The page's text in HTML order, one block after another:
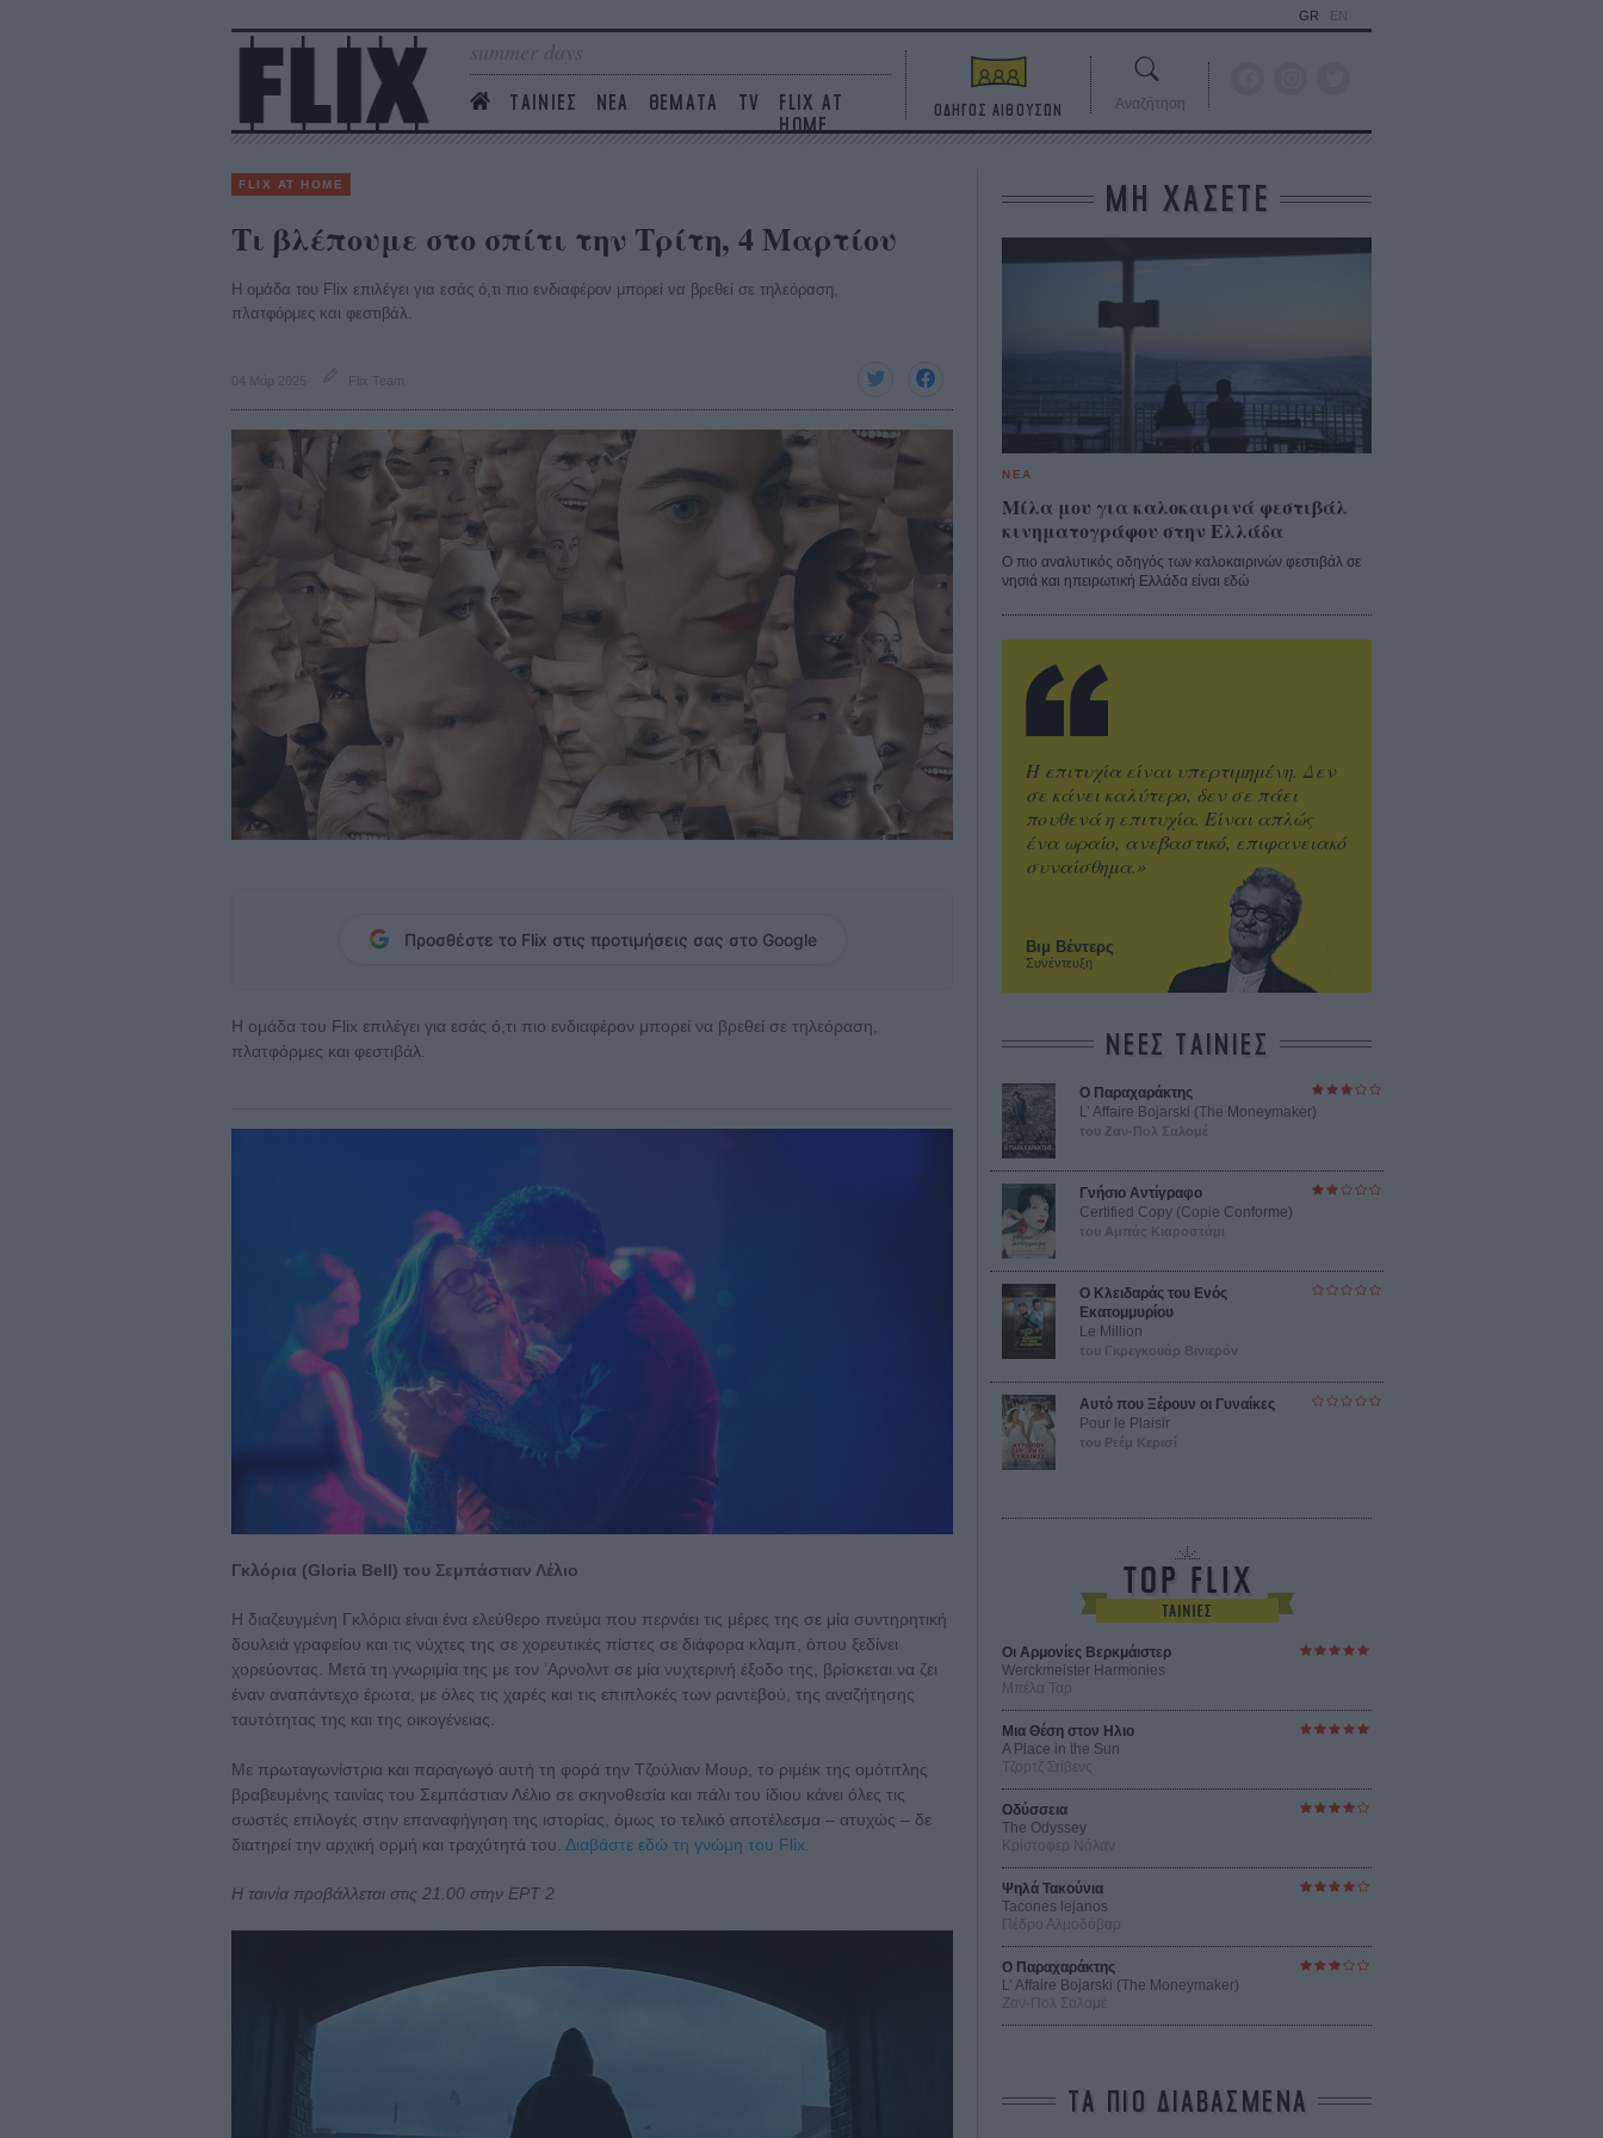
summer days
ΤΑΙΝΙΕΣ ΝΕΑ ΘΕΜΑΤΑ TV
FLIX AT
HOME
GR EN
ΟΔΗΓΟΣ ΑΙΘΟΥΣΩΝ Αναζήτηση
FLIX AT HOME
Τι βλέπουμε στο σπίτι την Τρίτη, 4 Μαρτίου
Η ομάδα του Flix επιλέγει για εσάς ό,τι πιο ενδιαφέρον μπορεί να βρεθεί σε τηλεόραση,
πλατφόρμες και φεστιβάλ.
04 Μάρ 2025 Flix Team
Προσθέστε το Flix στις προτιμήσεις σας στο Google
Η ομάδα του Flix επιλέγει για εσάς ό,τι πιο ενδιαφέρον μπορεί να βρεθεί σε τηλεόραση,
πλατφόρμες και φεστιβάλ.
Γκλόρια (Gloria Bell) του Σεμπάστιαν Λέλιο
Η διαζευγμένη Γκλόρια είναι ένα ελεύθερο πνεύμα που περνάει τις μέρες της σε μία συντηρητική
δουλειά γραφείου και τις νύχτες της σε χορευτικές πίστες σε διάφορα κλαμπ, όπου ξεδίνει
χορεύοντας. Μετά τη γνωριμία της με τον ‘Αρνολντ σε μία νυχτερινή έξοδο της, βρίσκεται να ζει
έναν αναπάντεχο έρωτα, με όλες τις χαρές και τις επιπλοκές των ραντεβού, της αναζήτησης
ταυτότητας της και της οικογένειας.
Με πρωταγωνίστρια και παραγωγό αυτή τη φορά την Τζούλιαν Μουρ, το ριμέικ της ομότιτλης
βραβευμένης ταινίας του Σεμπάστιαν Λέλιο σε σκηνοθεσία και πάλι του ίδιου κάνει όλες τις
σωστές επιλογές στην επαναφήγηση της ιστορίας, όμως το τελικό αποτέλεσμα – ατυχώς – δε
διατηρεί την αρχική ορμή και τραχύτητά του. Διαβάστε εδώ τη γνώμη του Flix.
Η ταινία προβάλλεται στις 21.00 στην ΕΡΤ 2
ΜΗ ΧΑΣΕΤΕ
ΝΕΑ
Μίλα μου για καλοκαιρινά φεστιβάλ
κινηματογράφου στην Ελλάδα
Ο πιο αναλυτικός οδηγός των καλοκαιρινών φεστιβάλ σε
νησιά και ηπειρωτική Ελλάδα είναι εδώ
Βιμ Βέντερς
Συνέντευξη
Η επιτυχία είναι υπερτιμημένη. Δεν
σε κάνει καλύτερο, δεν σε πάει
πουθενά η επιτυχία. Είναι απλώς
ένα ωραίο, ανεβαστικό, επιφανειακό
συναίσθημα.»
ΝΕΕΣ ΤΑΙΝΙΕΣ
Ο Παραχαράκτης
L’ Affaire Bojarski (The Moneymaker)
του Ζαν-Πολ Σαλομέ
Γνήσιο Αντίγραφο
Certified Copy (Copie Conforme)
του Αμπάς Κιαροστάμι
Ο Κλειδαράς του Ενός
Εκατομμυρίου
Le Million
του Γκρεγκουάρ Βινιερόν
Αυτό που Ξέρουν οι Γυναίκες
Pour le Plaisir
του Ρεέμ Κερισί
Οι Αρμονίες Βερκμάιστερ
Werckmeister Harmonies
Μπέλα Ταρ
Μια Θέση στον Ηλιο
A Place in the Sun
Τζορτζ Στίβενς
Οδύσσεια
The Odyssey
Κρίστοφερ Νόλαν
Ψηλά Τακούνια
Tacones lejanos
Πέδρο Αλμοδόβαρ
Ο Παραχαράκτης
L’ Affaire Bojarski (The Moneymaker)
Ζαν-Πολ Σαλομέ
ΤΑ ΠΙΟ ΔΙΑΒΑΣΜΕΝΑ